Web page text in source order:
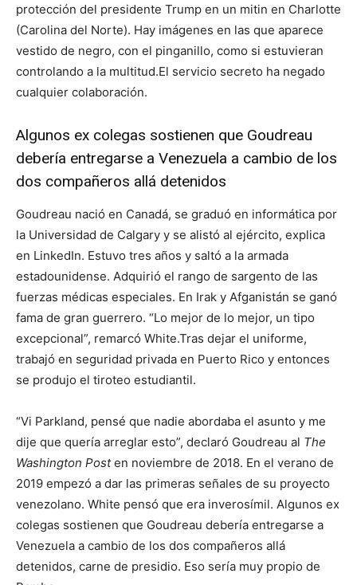
protección del presidente Trump en un mitin en Charlotte
(Carolina del Norte). Hay imágenes en las que aparece
vestido de negro, con el pinganillo, como si estuvieran
controlando a la multitud.El servicio secreto ha negado
cualquier colaboración.
Algunos ex colegas sostienen que Goudreau
debería entregarse a Venezuela a cambio de los
dos compañeros allá detenidos
Goudreau nació en Canadá, se graduó en informática por
la Universidad de Calgary y se alistó al ejército, explica
en LinkedIn. Estuvo tres años y saltó a la armada
estadounidense. Adquirió el rango de sargento de las
fuerzas médicas especiales. En Irak y Afganistán se ganó
fama de gran guerrero. “Lo mejor de lo mejor, un tipo
excepcional”, remarcó White.Tras dejar el uniforme,
trabajó en seguridad privada en Puerto Rico y entonces
se produjo el tiroteo estudiantil.
“Vi Parkland, pensé que nadie abordaba el asunto y me
dije que quería arreglar esto”, declaró Goudreau al The
Washington Posten noviembre de 2018. En el verano de
2019 empezó a dar las primeras señales de su proyecto
venezolano. White pensó que era inverosímil. Algunos ex
colegas sostienen que Goudreau debería entregarse a
Venezuela a cambio de los dos compañeros allá
detenidos, carne de presidio. Eso sería muy propio de